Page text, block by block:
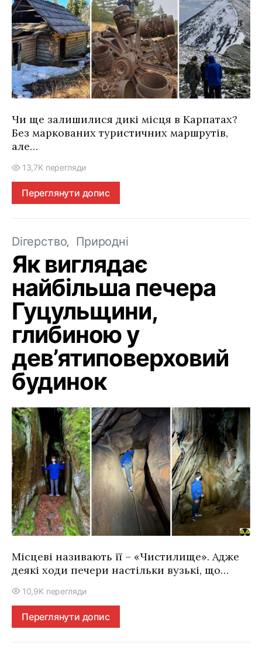
Чи ще залишилися дикі місця в Карпатах?
Без маркованих туристичних маршрутів,
але…
13,7K перегляди
Переглянути допис
Dігерство Природні
Як виглядає
найбільша печера
Гуцульщини,
глибиною у
дев’ятиповерховий
будинок
Місцеві називають її – «Чистилище». Адже
деякі ходи печери настільки вузькі, що…
10,9K перегляди
Переглянути допис